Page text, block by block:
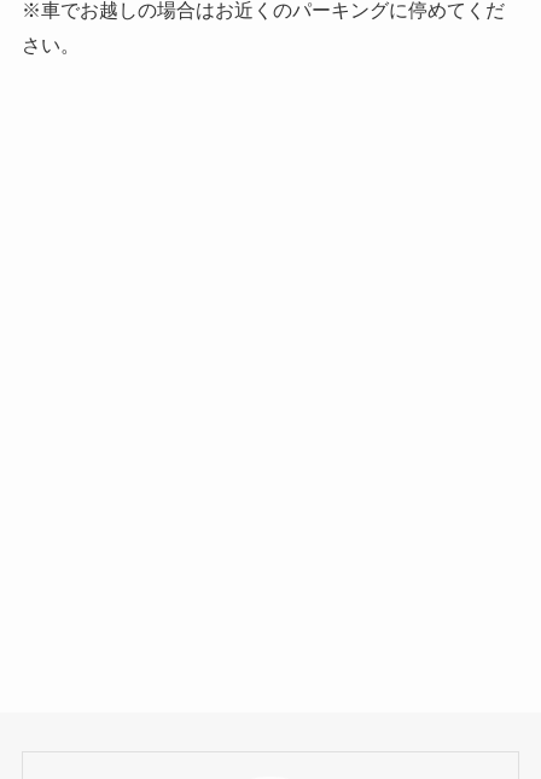
※車でお越しの場合はお近くのパーキングに停めてくだ
さい。